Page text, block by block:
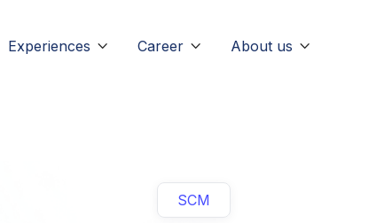
Experiences  Career  About us 
SCM